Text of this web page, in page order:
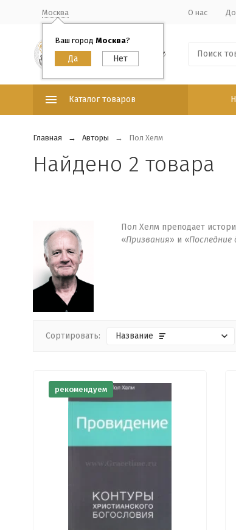
Москва
Ваш город Москва?
О нас
Каталог товаров
Главная Авторы Пол Хелм
Найдено 2 товара
Пол Хелм преподает
«Призвания» и «Последние
Сортировать: Название
рекомендуем